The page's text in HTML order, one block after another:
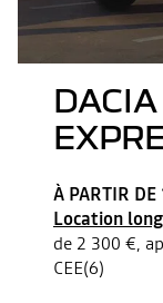
À PARTIR DE
Location
de 2 300 €,
CEE(6)